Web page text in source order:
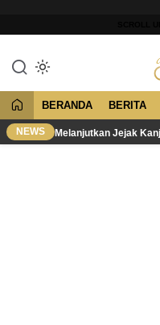
konten
Merawat
BERANDA BERITA
NEWS Melanjutkan Jejak